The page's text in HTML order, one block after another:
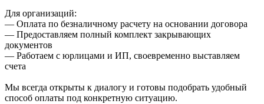
Для организаций:
— Оплата по безналичному расчету на основании договора
— Предоставляем полный комплект закрывающих
документов
— Работаем с юрлицами и ИП, своевременно выставляем
счета
Мы всегда открыты к диалогу и готовы подобрать удобный
способ оплаты под конкретную ситуацию.